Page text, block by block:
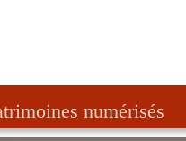
numérisés